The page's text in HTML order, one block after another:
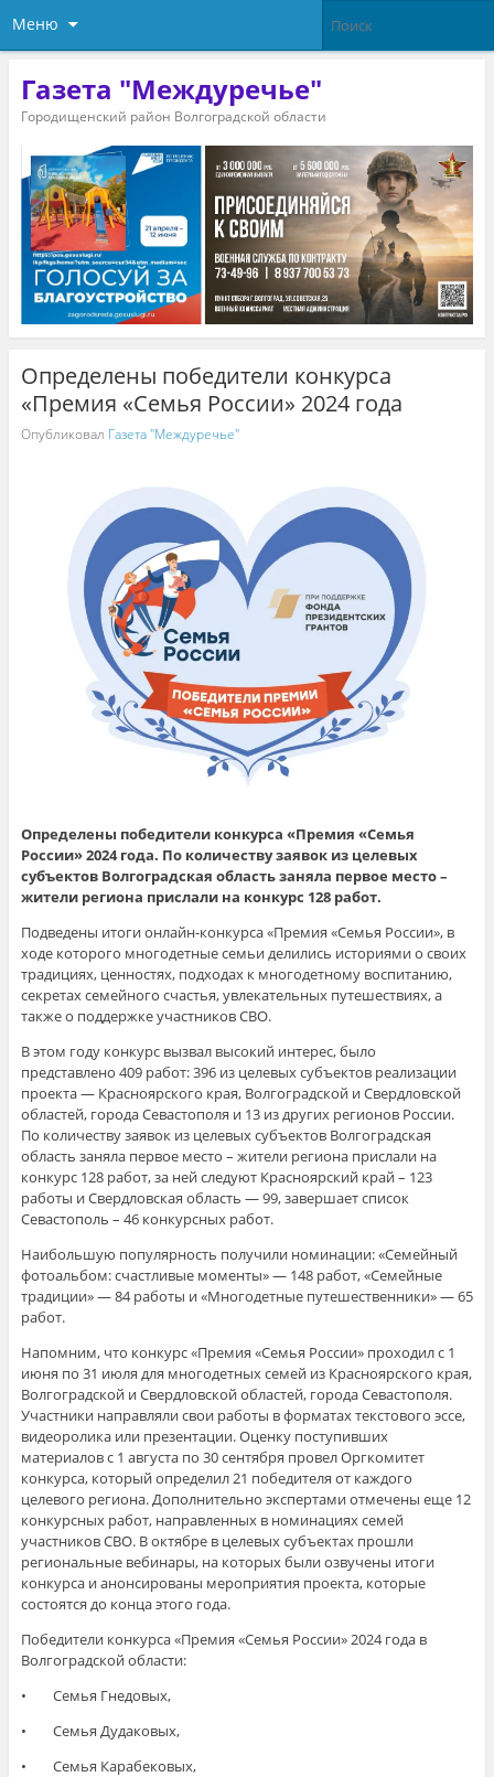
Меню
Газета "Междуречье"
Городищенский район Волгоградской области
Определены победители конкурса
«Премия «Семья России» 2024 года
Опубликовал Газета "Междуречье"
Определены победители конкурса «Премия «Семья
России» 2024 года. По количеству заявок из целевых
субъектов Волгоградская область заняла первое место –
жители региона прислали на конкурс 128 работ.
Подведены итоги онлайн-конкурса «Премия «Семья России», в
ходе которого многодетные семьи делились историями о своих
традициях, ценностях, подходах к многодетному воспитанию,
секретах семейного счастья, увлекательных путешествиях, а
также о поддержке участников СВО.
В этом году конкурс вызвал высокий интерес, было
представлено 409 работ: 396 из целевых субъектов реализации
проекта — Красноярского края, Волгоградской и Свердловской
областей, города Севастополя и 13 из других регионов России.
По количеству заявок из целевых субъектов Волгоградская
область заняла первое место – жители региона прислали на
конкурс 128 работ, за ней следуют Красноярский край – 123
работы и Свердловская область — 99, завершает список
Севастополь – 46 конкурсных работ.
Наибольшую популярность получили номинации: «Семейный
фотоальбом: счастливые моменты» — 148 работ, «Семейные
традиции» — 84 работы и «Многодетные путешественники» — 65
работ.
Напомним, что конкурс «Премия «Семья России» проходил с 1
июня по 31 июля для многодетных семей из Красноярского края,
Волгоградской и Свердловской областей, города Севастополя.
Участники направляли свои работы в форматах текстового эссе,
видеоролика или презентации. Оценку поступивших
материалов с 1 августа по 30 сентября провел Оргкомитет
конкурса, который определил 21 победителя от каждого
целевого региона. Дополнительно экспертами отмечены еще 12
конкурсных работ, направленных в номинациях семей
участников СВО. В октябре в целевых субъектах прошли
региональные вебинары, на которых были озвучены итоги
конкурса и анонсированы мероприятия проекта, которые
состоятся до конца этого года.
Победители конкурса «Премия «Семья России» 2024 года в
Волгоградской области:
• Семья Гнедовых,
• Семья Дудаковых,
• Семья Карабековых,